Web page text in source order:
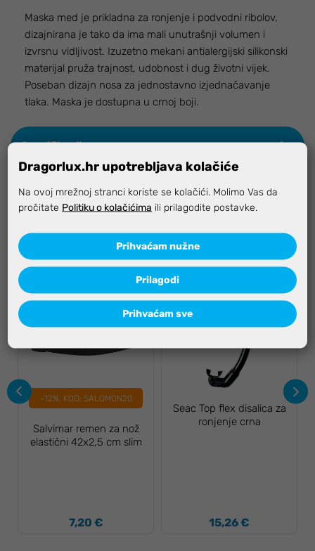
Maska med je prikladna za ronjenje i podvodni ribolov,
dizajnirana je tako da ima mali unutrašnji volumen i
izvrsnu vidljivost. Izuzetno mekani antialergijski silikonski
materijal pruža trajnost, udobnost i dug životni vijek.
Poseban dizajn nosa za jednostavno izjednačavanje
tlaka. Maska je dostupna u crnoj boji.
Specifikacija
Vezani proizvodi
-12%, KOD: SALOMON20
Salvimar remen za nož
elastični 42x2,5 cm slim
7,20 €
Seac Top flex disalica za
ronjenje crna
15,26 €
Dragorlux.hr upotrebljava kolačiće
Na ovoj mrežnoj stranci koriste se kolačići. Molimo Vas da
pročitate Politiku o kolačićima ili prilagodite postavke.
Prihvaćam nužne
Prilagodi
Prihvaćam sve